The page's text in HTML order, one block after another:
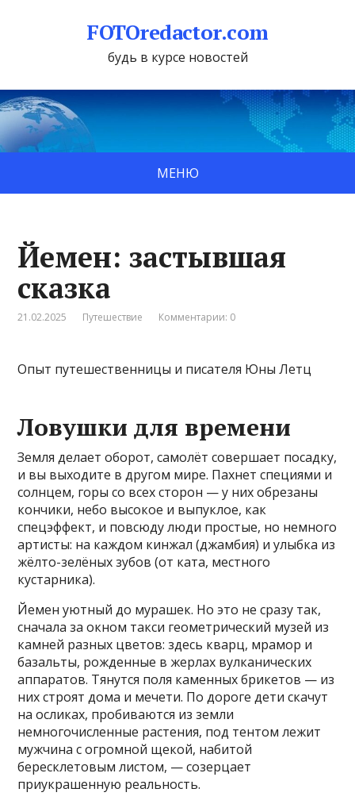
FOTOredactor.com
будь в курсе новостей
МЕНЮ
Йемен: застывшая
сказка
21.02.2025 Путешествие Комментарии: 0
Опыт путешественницы и писателя Юны Летц
Ловушки для времени
Земля делает оборот, самолёт совершает посадку,
и вы выходите в другом мире. Пахнет специями и
солнцем, горы со всех сторон — у них обрезаны
кончики, небо высокое и выпуклое, как
спецэффект, и повсюду люди простые, но немного
артисты: на каждом кинжал (джамбия) и улыбка из
жёлто-зелёных зубов (от ката, местного
кустарника).
Йемен уютный до мурашек. Но это не сразу так,
сначала за окном такси геометрический музей из
камней разных цветов: здесь кварц, мрамор и
базальты, рожденные в жерлах вулканических
аппаратов. Тянутся поля каменных брикетов — из
них строят дома и мечети. По дороге дети скачут
на осликах, пробиваются из земли
немногочисленные растения, под тентом лежит
мужчина с огромной щекой, набитой
бересклетовым листом, — созерцает
приукрашенную реальность.